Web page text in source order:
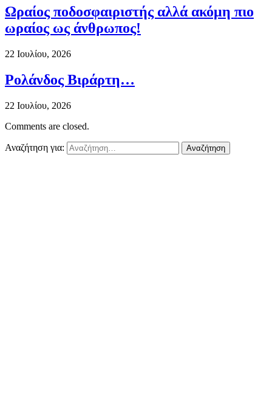
Ωραίος ποδοσφαιριστής αλλά ακόμη πιο
ωραίος ως άνθρωπος!
22 Ιουλίου, 2026
Ρολάνδος Βιράρτη…
22 Ιουλίου, 2026
Comments are closed.
Αναζήτηση για: